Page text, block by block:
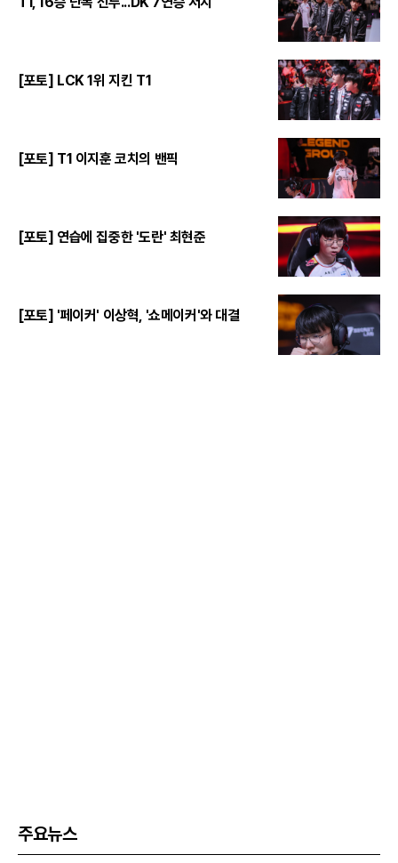
[포토] LCK 1위 지킨 T1
[포토] T1 이지훈 코치의 밴픽
[포토] 연습에 집중한 '도란' 최현준
[포토] '페이커' 이상혁, '쇼메이커'와 대결
주요뉴스